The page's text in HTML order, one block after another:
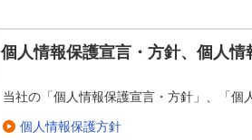
個人情報保護宣言・方針、個人情
当社の「個人情報保護宣言・方針」、「個
個人情報保護方針